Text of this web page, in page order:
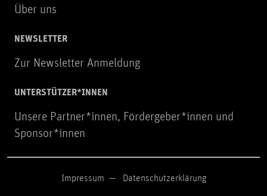
Über uns
NEWSLETTER
Zur Newsletter Anmeldung
UNTERSTÜTZER*INNEN
Unsere Partner*innen, Fördergeber*innen und
Sponsor*innen
Impressum Datenschutzerklärung